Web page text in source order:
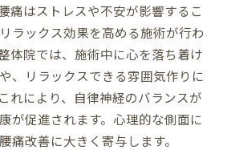
痛はストレスや不安が影響するこ
ラックス効果を高める施術が行わ
体院では、施術中に心を落ち着け
、リラックスできる雰囲気作りに
れにより、自律神経のバランスが
が促進されます。心理的な側面に
痛改善に大きく寄与します。